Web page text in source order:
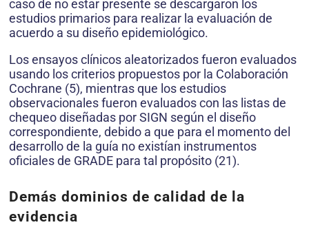
caso de no estar presente se descargaron los
estudios primarios para realizar la evaluación de
acuerdo a su diseño epidemiológico.
Los ensayos clínicos aleatorizados fueron evaluados
usando los criterios propuestos por la Colaboración
Cochrane (5), mientras que los estudios
observacionales fueron evaluados con las listas de
chequeo diseñadas por SIGN según el diseño
correspondiente, debido a que para el momento del
desarrollo de la guía no existían instrumentos
oficiales de GRADE para tal propósito (21).
Demás dominios de calidad de la
evidencia